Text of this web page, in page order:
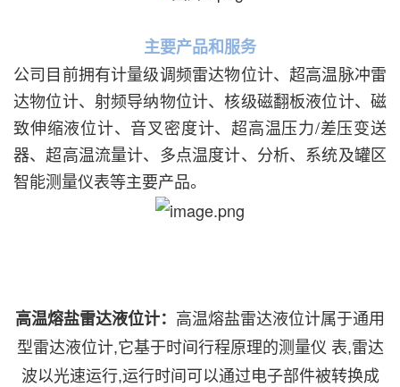
主要产品和服务
公司目前拥有计量级调频雷达物位计、超高温脉冲雷
达物位计、射频导纳物位计、核级磁翻板液位计、磁
致伸缩液位计、音叉密度计、超高温压力/差压变送
器、超高温流量计、多点温度计、分析、系统及罐区
智能测量仪表等主要产品。
高温熔盐雷达液位计： 高温熔盐雷达液位计属于通用
型雷达液位计,它基于时间行程原理的测量仪 表,雷达
波以光速运行,运行时间可以通过电子部件被转换成